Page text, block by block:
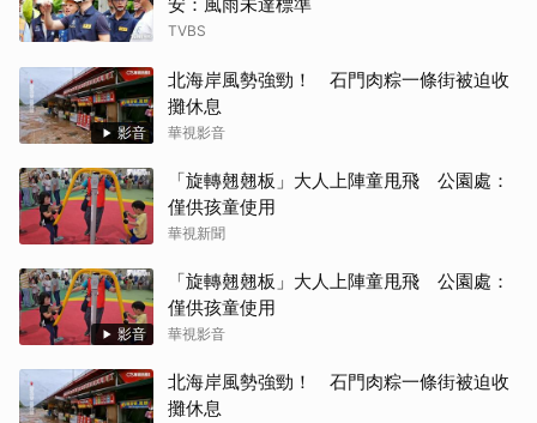
安：風雨未達標準
TVBS
影音
北海岸風勢強勁！ 石門肉粽一條街被迫收
攤休息
華視影音
「旋轉翹翹板」大人上陣童甩飛 公園處：
僅供孩童使用
華視新聞
影音
「旋轉翹翹板」大人上陣童甩飛 公園處：
僅供孩童使用
華視影音
北海岸風勢強勁！ 石門肉粽一條街被迫收
攤休息